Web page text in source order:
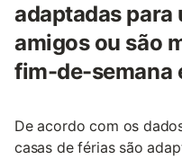
adaptadas para
amigos ou são
fim-de-semana
De acordo com os
casas de férias são